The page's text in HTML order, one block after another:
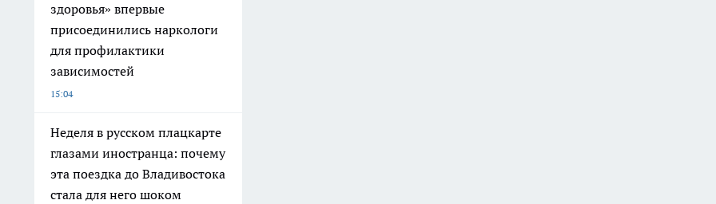
здоровья» впервые
присоединились наркологи
для профилактики
зависимостей
15:04
Неделя в русском плацкарте
глазами иностранца: почему
эта поездка до Владивостока
стала для него шоком